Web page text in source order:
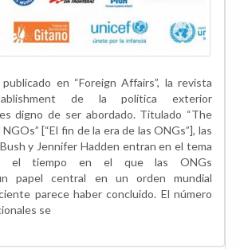
en “Foreign Affairs”, la revista
de la política exterior
digno de ser abordado. Titulado “The
[“El fin de la era de las ONGs”], las
y Jennifer Hadden entran en el tema
el tiempo en el que las ONGs
papel central en un orden mundial
parece haber concluido. El número
se